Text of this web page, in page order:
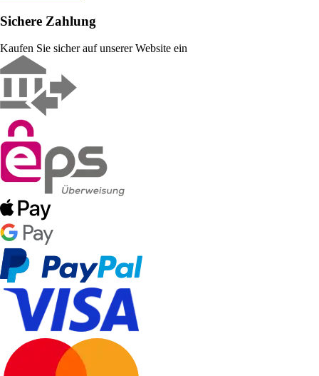
Sichere Zahlung
Kaufen Sie sicher auf unserer Website ein